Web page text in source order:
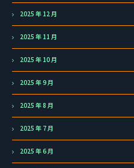
2025 年 12 月
2025 年 11 月
2025 年 10 月
2025 年 9 月
2025 年 8 月
2025 年 7 月
2025 年 6 月